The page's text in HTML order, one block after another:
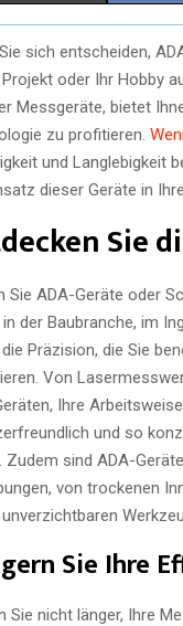
A
H
A
R
E
sich entscheiden,
oder Ihr Hobby
Messgeräte, bietet
zu profitieren.
und Langlebigkeit
dieser Geräte in
Sie
Sie ADA-Geräte oder
der Baubranche, im
Präzision, die Sie
Von
Ihre
und so
Zudem sind ADA-
von trockenen
Sie Ihre
Sie nicht länger, Ihre